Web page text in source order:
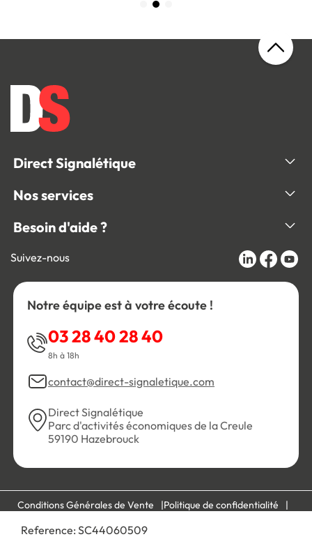
Reference: SC44060509
Direct Signalétique
Nos services
Besoin d'aide ?
Suivez-nous
Notre équipe est à votre écoute !
03 28 40 28 40
8h à 18h
contact@direct-signaletique.com
Direct Signalétique
Parc d'activités économiques de la Creule
59190 Hazebrouck
Conditions Générales de Vente
Politique de confidentialité
Mentions légales